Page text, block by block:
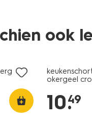
ook
okergeel
10.
49